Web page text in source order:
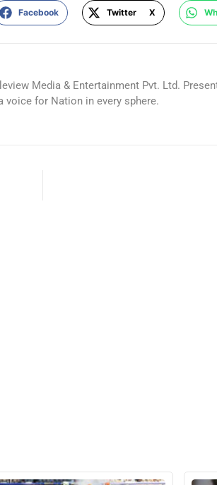
Facebook Twitter X
Media & Entertainment Pvt. Ltd.
for Nation in every sphere.